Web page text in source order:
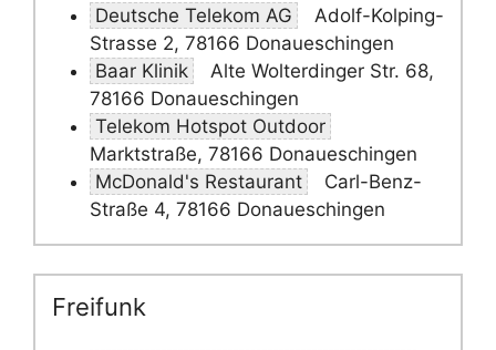
Deutsche Telekom AG
Adolf-Kolping-
Strasse 2, 78166 Donaueschingen
Baar Klinik
Alte Wolterdinger Str. 68,
78166 Donaueschingen
Telekom Hotspot Outdoor
Marktstraße, 78166 Donaueschingen
McDonald's Restaurant
Carl-Benz-
Straße 4, 78166 Donaueschingen
Freifunk